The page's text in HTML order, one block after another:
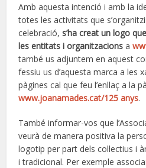
Amb aquesta intenció i amb la
totes les activitats que
celebració,s’ha creat un logo
les entitats i organitzacionsa
també us adjuntem en aquest
fessiu us d’aquesta marca a les
pàgines cal que feu l’enllaç a la
www.joanamades.cat/125 anys.
També informar-vos que
veurà de manera positiva la
logotip per part dels col·lectius i
i tradicional. Per exemple